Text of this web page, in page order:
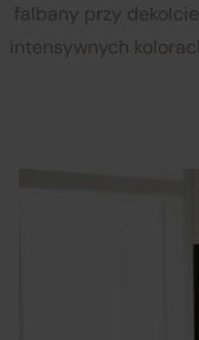
falbany przy
intensywnych